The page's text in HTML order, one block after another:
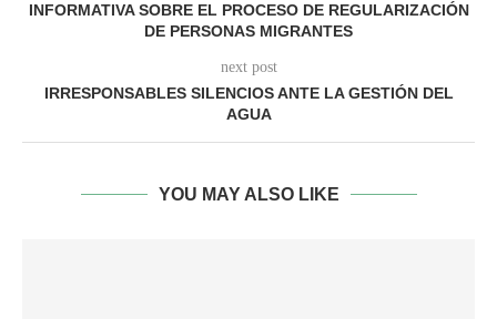
INFORMATIVA SOBRE EL PROCESO DE REGULARIZACIÓN
DE PERSONAS MIGRANTES
next post
IRRESPONSABLES SILENCIOS ANTE LA GESTIÓN DEL
AGUA
YOU MAY ALSO LIKE